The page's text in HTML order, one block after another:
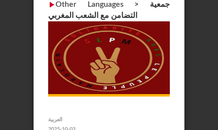
Other Languages> جمعية
التضامن مع الشعب المغربي
العربية